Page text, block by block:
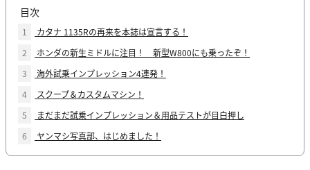
目次
1
カタナ 1135Rの再来を本誌は宣言する！
2
ホンダの新生ミドルに注目！ 新型W800にも乗ったぞ！
3
海外試乗インプレッション4連発！
4
スクープ＆カスタムマシン！
5
まだまだ試乗インプレッション＆用品テストが目白押し
6
ヤンマシ写真部、はじめました！